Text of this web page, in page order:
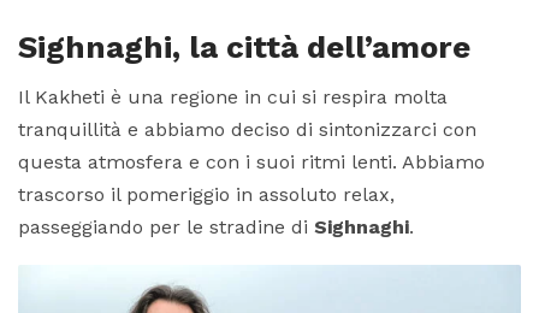
Sighnaghi, la città dell’amore
Il Kakheti è una regione in cui si respira molta
tranquillità e abbiamo deciso di sintonizzarci con
questa atmosfera e con i suoi ritmi lenti. Abbiamo
trascorso il pomeriggio in assoluto relax,
passeggiando per le stradine di Sighnaghi.